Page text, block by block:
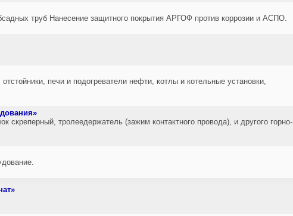
труб Нанесение защитного покрытия АРГОФ против коррозии и АСПО.
печи и подогреватели нефти, котлы и котельные установки,
скреперный, тролеедержатель (зажим контактного провода), и другого горно-